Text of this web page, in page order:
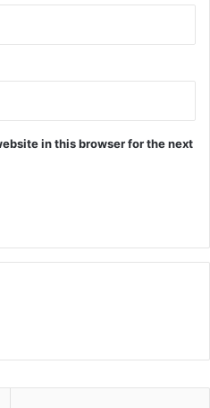
in this browser for the next